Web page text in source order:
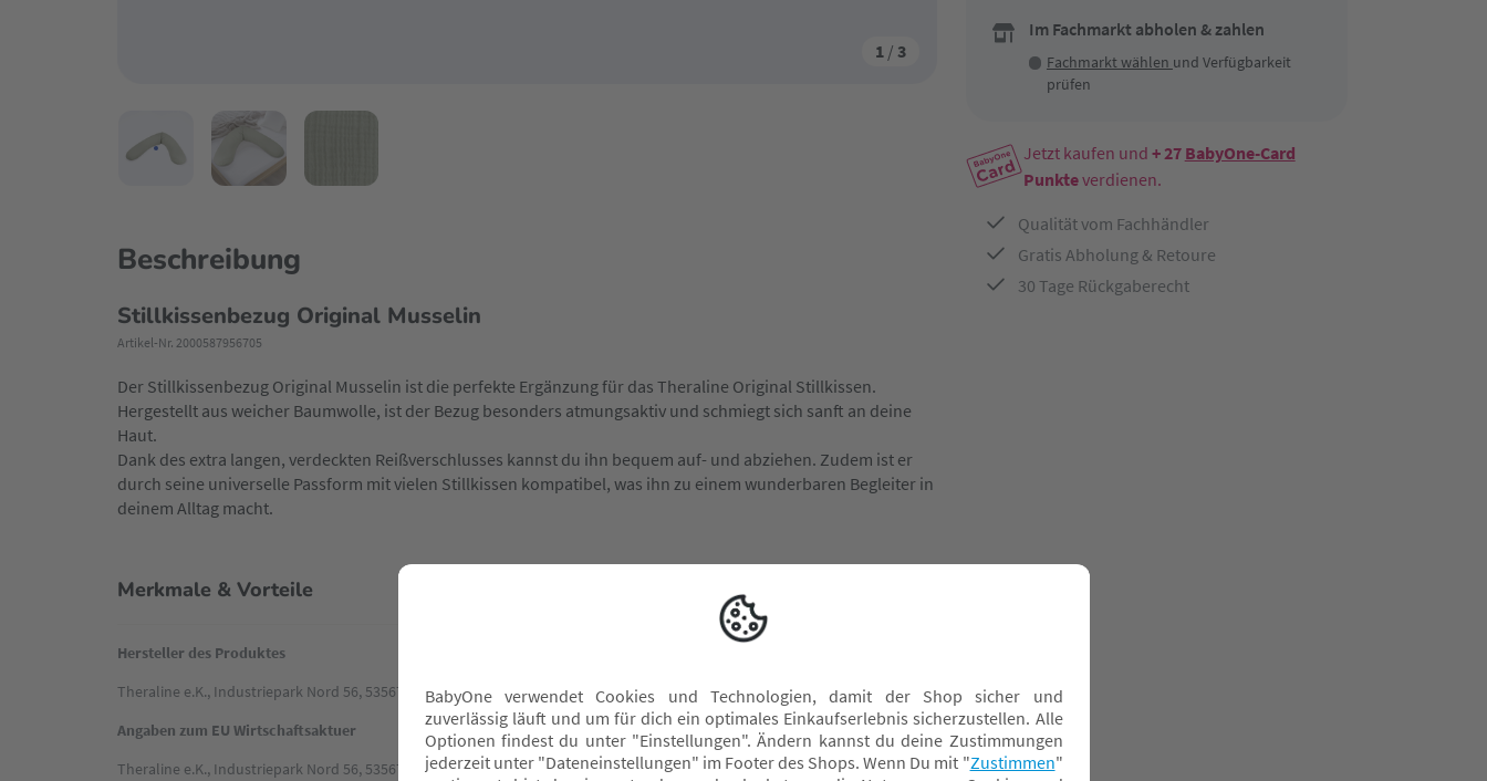
1 /3
Im Fachmarkt abholen & zahlen
Fachmarkt wählen und Verfügbarkeit
prüfen
Jetzt kaufen und + 27 BabyOne-Card
Punkteverdienen.
Qualität vom Fachhändler
Gratis Abholung & Retoure
30 Tage Rückgaberecht
Beschreibung
Stillkissenbezug Original Musselin
Artikel-Nr. 2000587956705
Der Stillkissenbezug Original Musselin ist die perfekte Ergänzung für das Theraline Original Stillkissen.
Hergestellt aus weicher Baumwolle, ist der Bezug besonders atmungsaktiv und schmiegt sich sanft an deine
Haut.
Dank des extra langen, verdeckten Reißverschlusses kannst du ihn bequem auf- und abziehen. Zudem ist er
durch seine universelle Passform mit vielen Stillkissen kompatibel, was ihn zu einem wunderbaren Begleiter in
deinem Alltag macht.
Merkmale & Vorteile
Hersteller des Produktes
Theraline e.K., Industriepark Nord 56, 53567 Buchholz, info@theraline.de
Angaben zum EU Wirtschaftsaktuer
Theraline e.K., Industriepark Nord 56, 53567 Buchholz, info@theraline.de